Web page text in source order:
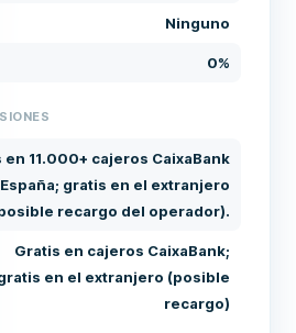
Ninguno
0%
en 11.000+ cajeros CaixaBank
gratis en el extranjero
recargo del operador).
Gratis en cajeros CaixaBank;
en el extranjero (posible
recargo)